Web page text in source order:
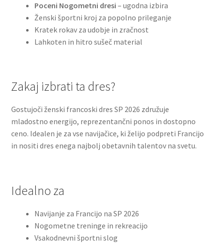
Poceni Nogometni dresi – ugodna izbira
Ženski športni kroj za popolno prileganje
Kratek rokav za udobje in zračnost
Lahkoten in hitro sušeč material
Zakaj izbrati ta dres?
Gostujoči ženski francoski dres SP 2026 združuje
mladostno energijo, reprezentančni ponos in dostopno
ceno. Idealen je za vse navijačice, ki želijo podpreti Francijo
in nositi dres enega najbolj obetavnih talentov na svetu.
Idealno za
Navijanje za Francijo na SP 2026
Nogometne treninge in rekreacijo
Vsakodnevni športni slog